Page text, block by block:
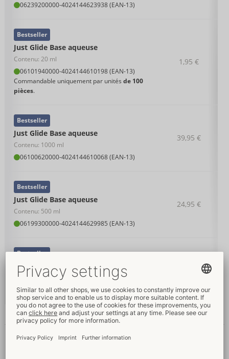
06239200000-4024144623938 (EAN-13)
Just Glide Base aqueuse
Contenu: 20 ml
06101940000-4024144610198 (EAN-13)
Commandable uniquement par unités de 100
pièces.
Bestseller
1,95 €
Just Glide Base aqueuse
Contenu: 1000 ml
06100620000-4024144610068 (EAN-13)
Bestseller
39,95 €
Just Glide Base aqueuse
Contenu: 500 ml
06199300000-4024144629985 (EAN-13)
Bestseller
24,95 €
Just Glide Base aqueuse
Contenu: 100x 20 ml
06318090000-4024144702855 (EAN-13)
Bestseller
195,00 €
Informations détaillées